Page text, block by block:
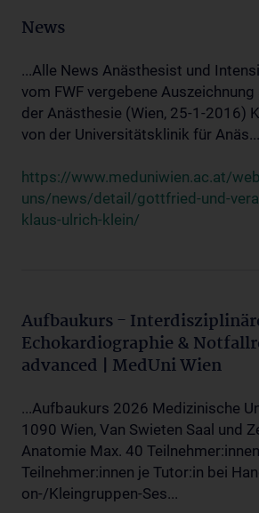
News
...Alle News Anästhesist und
vom FWF vergebene
der Anästhesie (Wien, 25-1-2016)
von der Universitätsklinik für Anäs...
https://www.meduniwien.ac.at/
uns/news/detail/gottfried-und-
klaus-ulrich-klein/
Aufbaukurs -
Echokardiographie &
advanced | MedUni Wien
...Aufbaukurs 2026 Medizinische
1090 Wien, Van Swieten Saal und
Anatomie Max. 40
Teilnehmer:innen je Tutor:in bei
on-/Kleingruppen-Ses...